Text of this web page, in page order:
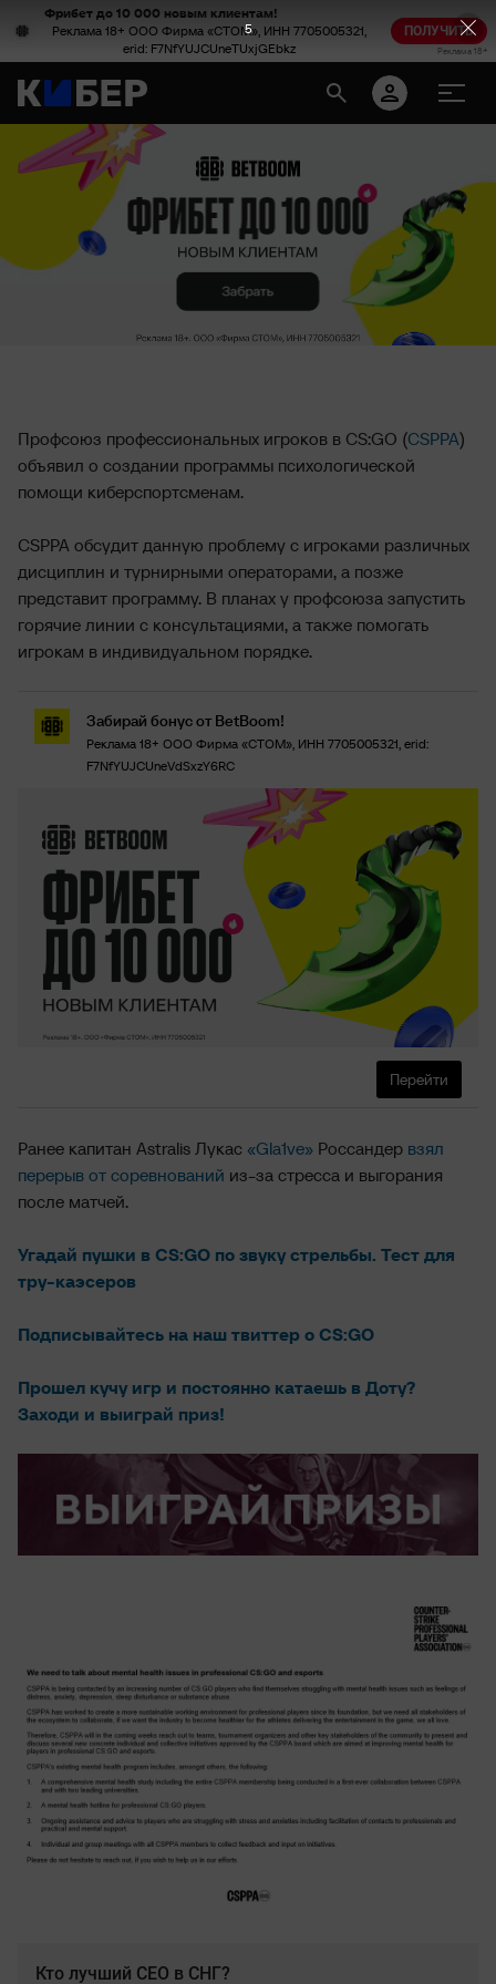
Фрибет до 10 000 новым клиентам!
Реклама 18+ ООО Фирма «СТОМ», ИНН 7705005321,
erid: F7NfYUJCUneTUxjGEbkz
ПОЛУЧИТЬ
Реклама 18+
Профсоюз профессиональных игроков в CS:GO (CSPPA)
объявил о создании программы психологической
помощи киберспортсменам.
CSPPA обсудит данную проблему с игроками различных
дисциплин и турнирными операторами, а позже
представит программу. В планах у профсоюза запустить
горячие линии с консультациями, а также помогать
игрокам в индивидуальном порядке.
Забирай бонус от BetBoom!
Реклама 18+ ООО Фирма «СТОМ», ИНН 7705005321, erid:
F7NfYUJCUneVdSxzY6RC
Перейти
Ранее капитан Astralis Лукас «Gla1ve» Россандер взял
перерыв от соревнований из-за стресса и выгорания
после матчей.
Угадай пушки в CS:GO по звуку стрельбы. Тест для
тру-каэсеров
Подписывайтесь на наш твиттер о CS:GO
Прошел кучу игр и постоянно катаешь в Доту?
Заходи и выиграй приз!
Кто лучший CEO в СНГ?
4